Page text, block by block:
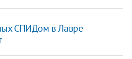
СПИДом в Лавре